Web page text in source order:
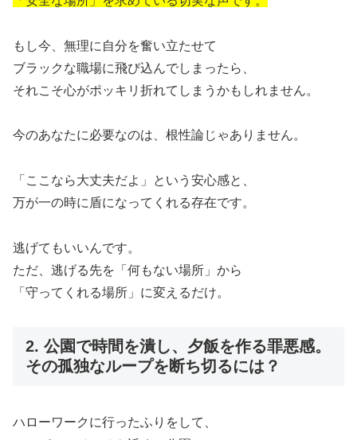
もし今、無理に自分を奮い立たせて
ブラックな職場に飛び込んでしまったら、
それこそ心がポッキリ折れてしまうかもしれません。
今のあなたに必要なのは、根性論じゃありません。
「ここなら大丈夫だよ」という安心感と、
万が一の時に盾になってくれる存在です。
逃げてもいいんです。
ただ、逃げる先を「何もない場所」から
「守ってくれる場所」に変えるだけ。
2. 公園で時間を潰し、夕飯を作る罪悪感。
その孤独なループを断ち切るには？
ハローワークに行ったふりをして、